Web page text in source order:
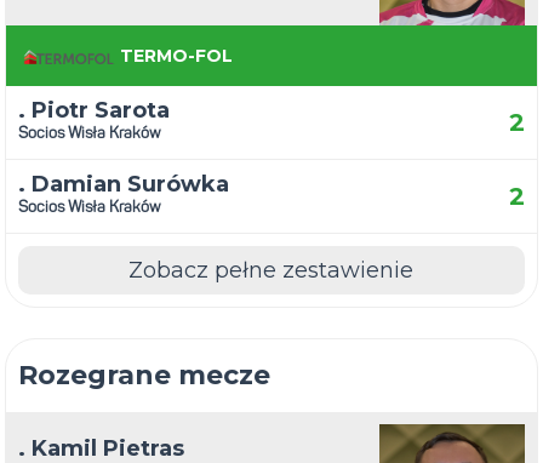
TERMO-FOL
. Piotr Sarota
Socios Wisła Kraków 2
. Damian Surówka
Socios Wisła Kraków 2
Zobacz pełne zestawienie
Rozegrane mecze
. Kamil Pietras